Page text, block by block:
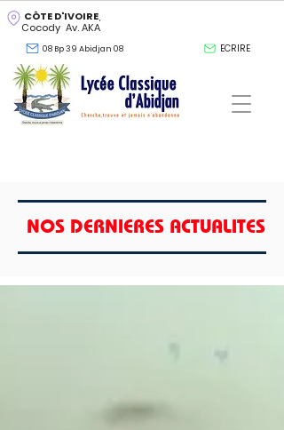
CÔTE D'IVOIRE
Cocody Av. AKA
08 Bp 39 Abidjan 08 ECRIRE
NOS DERNIERES ACTUALITES